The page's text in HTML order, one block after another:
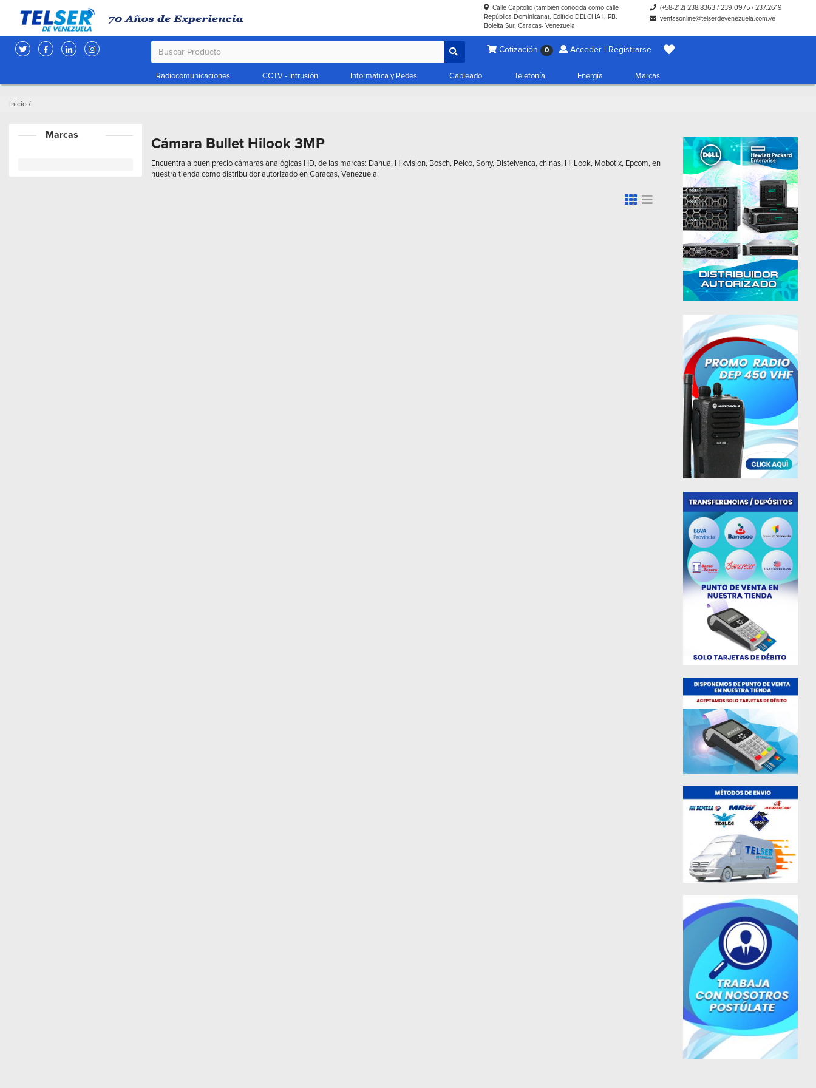
Calle Capitolio (también conocida como calle
República Dominicana), Edificio DELCHA I, PB.
Boleíta Sur. Caracas- Venezuela
(+58-212) 238.8363 /239.0975 /237.2619
ventasonline@telserdevenezuela.com.ve
Cotización 0 Acceder | Registrarse
Radiocomunicaciones CCTV - Intrusión Informática y Redes Cableado Telefonía Energía Marcas
Inicio /
Marcas Cámara Bullet Hilook 3MP
Encuentra a buen precio cámaras analógicas HD, de las marcas: Dahua, Hikvision, Bosch, Pelco, Sony, Distelvenca, chinas, Hi Look, Mobotix, Epcom, en
nuestra tienda como distribuidor autorizado en Caracas, Venezuela.